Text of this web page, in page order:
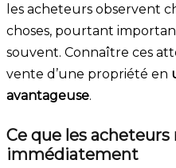
les acheteurs observent
choses, pourtant
souvent. Connaître ces
vente d’une propriété en
avantageuse.
Ce que les
immédiatement